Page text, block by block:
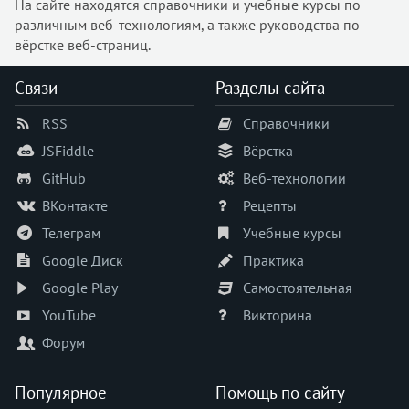
transition-timing-function
unicode-bidi
user-select
visibility
white-space
widows
width
word-wrap
writing-mode
z-index
zoom
На сайте находятся справочники и учебные курсы по
различным веб-технологиям, а также руководства по
вёрстке веб-страниц.
Связи
RSS
JSFiddle
GitHub
ВКонтакте
Телеграм
Google Диск
Google Play
YouTube
Форум
Разделы сайта
Справочники
Вёрстка
Веб-технологии
Рецепты
Учебные курсы
Практика
Самостоятельная
Викторина
Популярное Помощь по сайту